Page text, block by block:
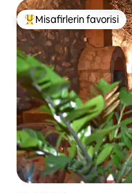
Misafirlerin
Misafirlerin favorisi